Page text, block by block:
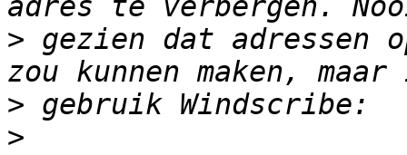
> gezien dat adressen
>
>